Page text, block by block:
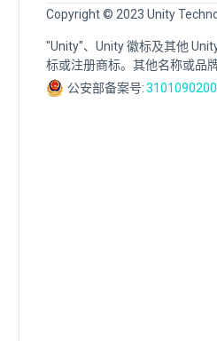
Copyright © 2023 Unity
"Unity"、Unity 徽标及其他
标或注册商标。其他名称或品
公安部备案号: